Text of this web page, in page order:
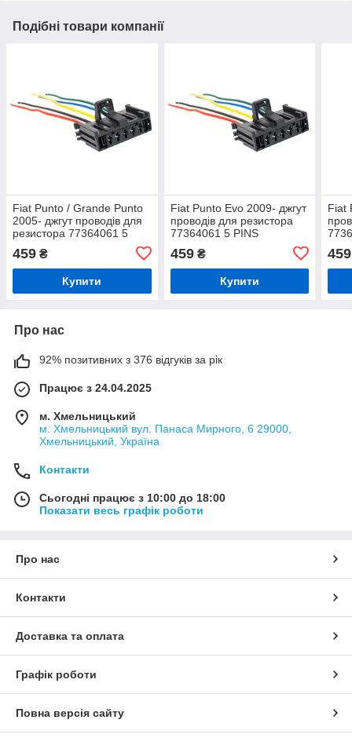
Подібні товари компанії
Fiat Punto / Grande Punto
2005- джгут проводів для
резистора 77364061 5
459 ₴
Купити
Fiat Punto Evo 2009- джгут
проводів для резистора
77364061 5 PINS
459₴
Купити
Fiat
459
Про нас
92% позитивних з 376 відгуків за рік
Працює з 24.04.2025
м. Хмельницький
м. Хмельницький вул. Панаса Мирного, 6 29000,
Хмельницький, Україна
Контакти
Сьогодні працює з 10:00 до 18:00
Показати весь графік роботи
Про нас
Контакти
Доставка та оплата
Графік роботи
Повна версія сайту